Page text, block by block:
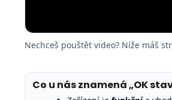
Nechceš pouštět video? Níže máš
Co u nás znamená „OK